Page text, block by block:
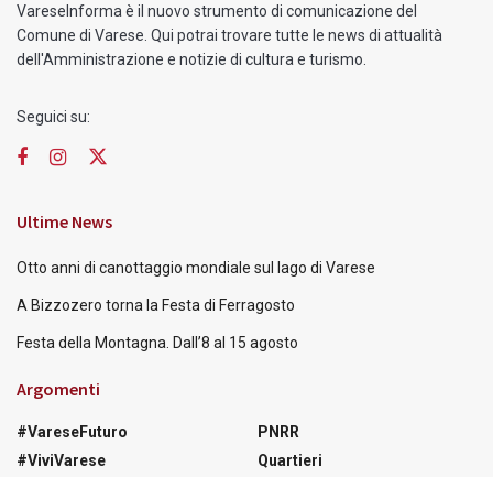
VareseInforma è il nuovo strumento di comunicazione del
Comune di Varese. Qui potrai trovare tutte le news di attualità
dell'Amministrazione e notizie di cultura e turismo.
Seguici su:
Ultime News
Otto anni di canottaggio mondiale sul lago di Varese
A Bizzozero torna la Festa di Ferragosto
Festa della Montagna. Dall’8 al 15 agosto
Argomenti
#VareseFuturo
#ViviVarese
PNRR
Quartieri